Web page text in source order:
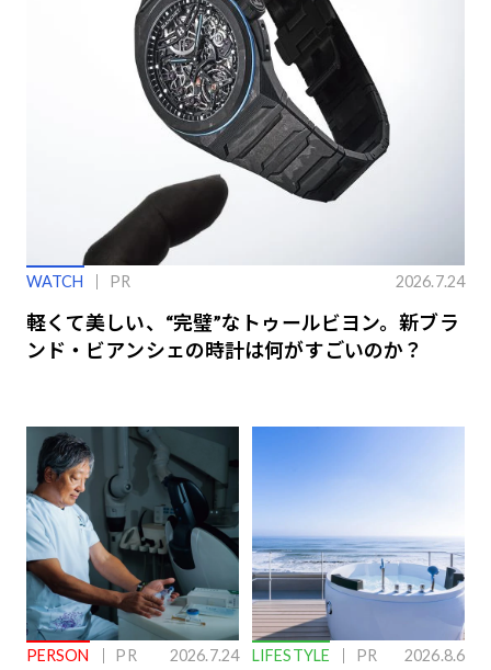
WATCH PR 2026.7.24
軽くて美しい、“完璧”なトゥールビヨン。新ブラ
ンド・ビアンシェの時計は何がすごいのか？
PERSON PR 2026.7.24 LIFESTYLE PR 2026.8.6